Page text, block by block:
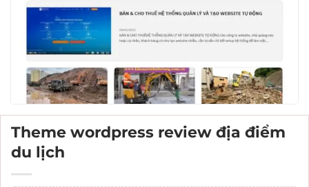
Theme wordpress review địa điểm
du lịch